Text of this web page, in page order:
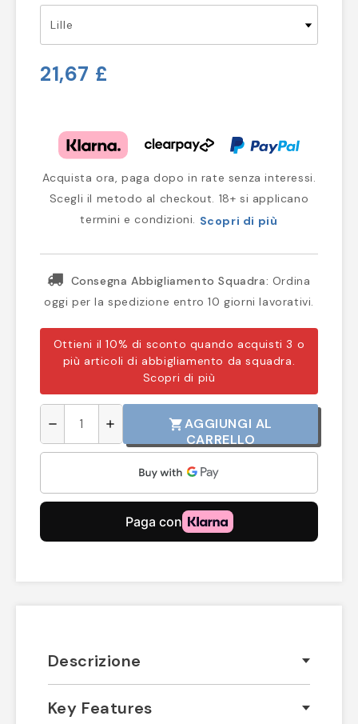
21,67 £
Acquista ora, paga dopo in rate senza interessi.
Scegli il metodo al checkout. 18+ si applicano
termini e condizioni. Scopri di più
Consegna Abbigliamento Squadra: Ordina
oggi per la spedizione entro 10 giorni lavorativi.
Ottieni il 10% di sconto quando acquisti 3 o
più articoli di abbigliamento da squadra.
Scopri di più
remove add shopping_cartAGGIUNGI AL
CARRELLO
Descrizione
Key Features